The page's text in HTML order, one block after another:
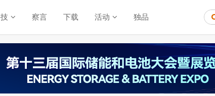
察言 下载 活动 独品